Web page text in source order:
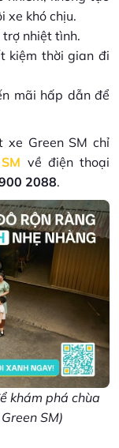
xe khó chịu.
nhiệt tình.
kiệm thời gian đi
mãi hấp dẫn để
Green SM chỉ
về điện thoại
2088.
khám phá chùa
SM)